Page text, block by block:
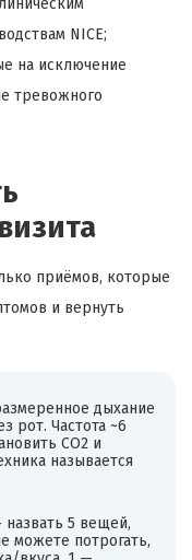
NICE;
на исключение
тревожного
приёмов, которые
и вернуть
дыхание
рот. Частота ~6
CO2 и
называется
назвать 5 вещей,
можете потрогать,